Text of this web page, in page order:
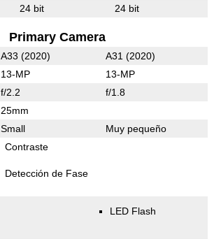
24 bit 24 bit
Primary Camera
A33 (2020) A31 (2020)
13-MP 13-MP
f/2.2 f/1.8
25mm
Small Muy pequeño
Contraste
Detección de Fase
LED Flash